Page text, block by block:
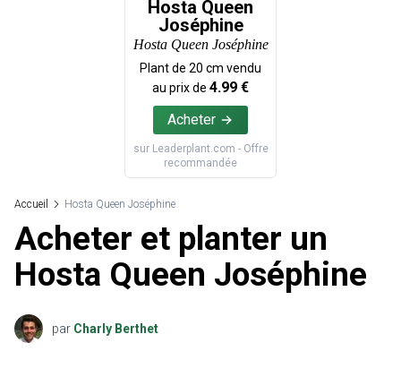
Hosta Queen
Joséphine
Hosta Queen Joséphine
Plant de 20 cm vendu
au prix de 4.99 €
Acheter
sur Leaderplant.com - Offre
recommandée
Accueil Hosta Queen Joséphine
Acheter et planter un
Hosta Queen Joséphine
par Charly Berthet